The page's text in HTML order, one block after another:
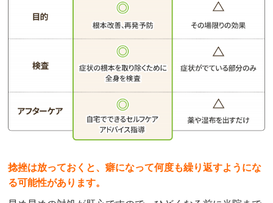
捻挫は放っておくと、癖になって何度も繰り返すようにな
る可能性があります。